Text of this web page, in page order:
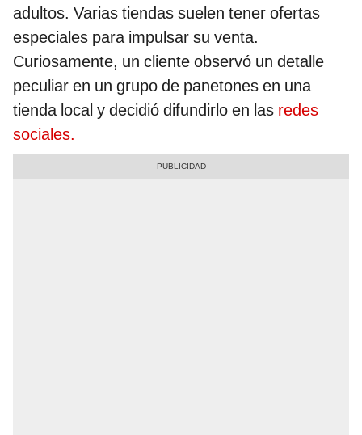
adultos. Varias tiendas suelen tener ofertas
especiales para impulsar su venta.
Curiosamente, un cliente observó un detalle
peculiar en un grupo de panetones en una
tienda local y decidió difundirlo en las redes
sociales.